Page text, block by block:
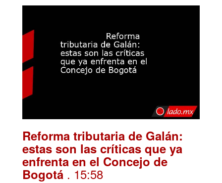
Reforma tributaria de Galán:
estas son las críticas que ya
enfrenta en el Concejo de
Bogotá . 15:58